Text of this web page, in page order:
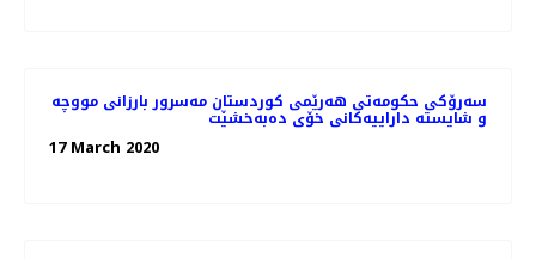
سەرۆکی حکومەتی هەرێمی کوردستان مەسرور بارزانی مووچە
و شایستە داراییەکانی خۆی دەبەخشێت
17 March 2020